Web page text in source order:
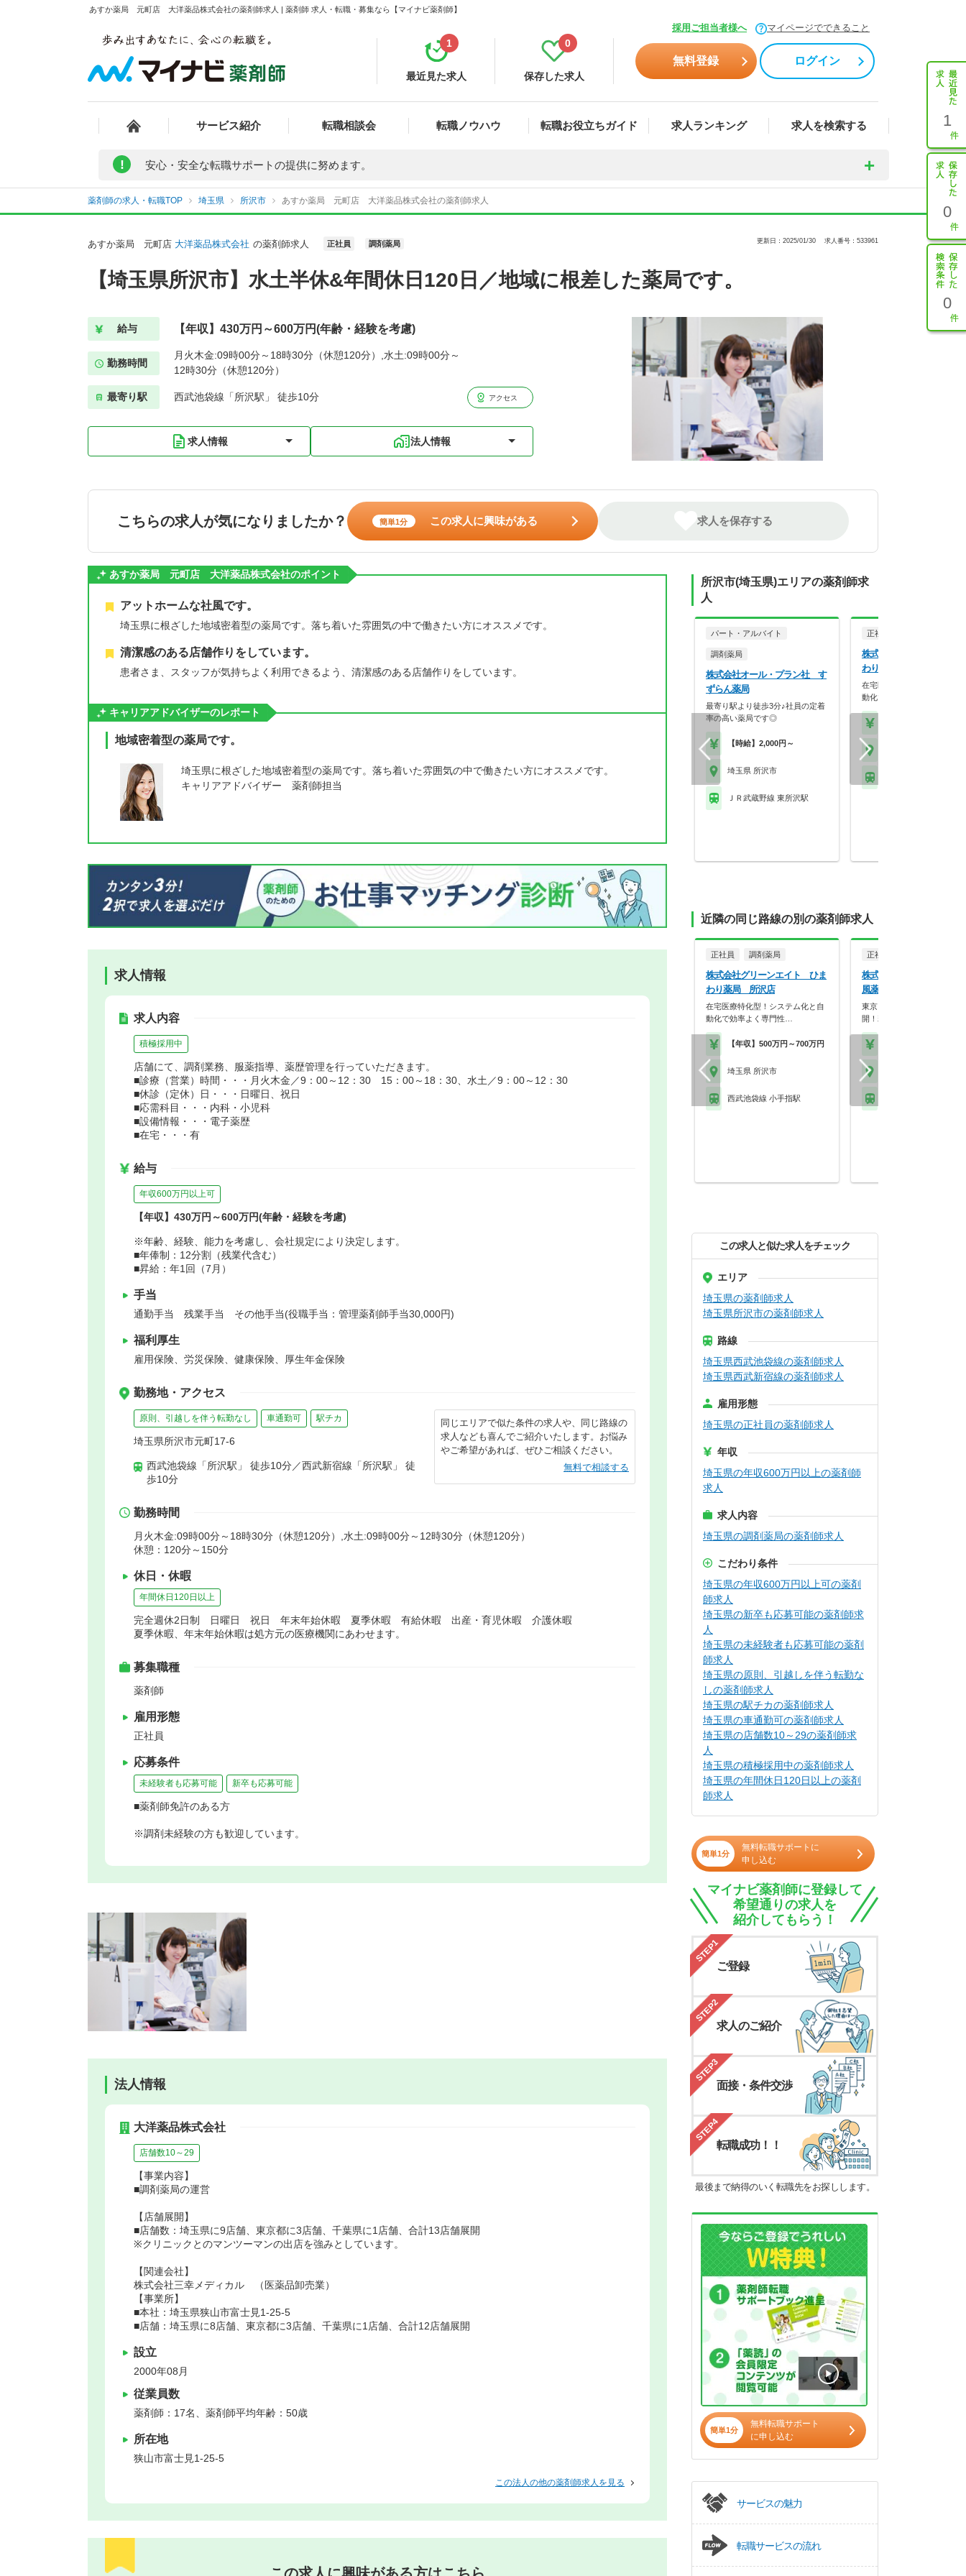
あすか薬局 元町店 大洋薬品株式会社の薬剤師求人 | 薬剤師 求人・転職・募集なら【マイナビ薬剤師】
採用ご担当者様へ マイページでできること
最近見た求人
1
保存した求人
0
無料登録 ログイン
サービス紹介 転職相談会 転職ノウハウ 転職お役立ちガイド 求人ランキング 求人を検索する 1
0
0
! 安心・安全な転職サポートの提供に努めます。
薬剤師の求人・転職TOP 埼玉県 所沢市 あすか薬局 元町店 大洋薬品株式会社の薬剤師求人
あすか薬局 元町店 大洋薬品株式会社 の薬剤師求人 正社員 調剤薬局 更新日：2025/01/30 求人番号：533961
【埼玉県所沢市】水土半休&年間休日120日／地域に根差した薬局です。
給与 【年収】430万円～600万円(年齢・経験を考慮)
勤務時間
月火木金:09時00分～18時30分（休憩120分）,水土:09時00分～
12時30分（休憩120分）
最寄り駅 西武池袋線「所沢駅」 徒歩10分 アクセス
求人情報 法人情報
こちらの求人が気になりましたか？ 簡単1分 この求人に興味がある 求人を保存する
あすか薬局 元町店 大洋薬品株式会社のポイント
アットホームな社風です。
埼玉県に根ざした地域密着型の薬局です。落ち着いた雰囲気の中で働きたい方にオススメです。
清潔感のある店舗作りをしています。
患者さま、スタッフが気持ちよく利用できるよう、清潔感のある店舗作りをしています。
キャリアアドバイザーのレポート
地域密着型の薬局です。
埼玉県に根ざした地域密着型の薬局です。落ち着いた雰囲気の中で働きたい方にオススメです。
キャリアアドバイザー 薬剤師担当
求人情報
求人内容
積極採用中
店舗にて、調剤業務、服薬指導、薬歴管理を行っていただきます。
■診療（営業）時間・・・月火木金／9：00～12：30 15：00～18：30、水土／9：00～12：30
■休診（定休）日・・・日曜日、祝日
■応需科目・・・内科・小児科
■設備情報・・・電子薬歴
■在宅・・・有
給与
年収600万円以上可
【年収】430万円～600万円(年齢・経験を考慮)
※年齢、経験、能力を考慮し、会社規定により決定します。
■年俸制：12分割（残業代含む）
■昇給：年1回（7月）
手当
通勤手当 残業手当 その他手当(役職手当：管理薬剤師手当30,000円)
福利厚生
雇用保険、労災保険、健康保険、厚生年金保険
勤務地・アクセス
原則、引越しを伴う転勤なし 車通勤可 駅チカ
埼玉県所沢市元町17-6
西武池袋線「所沢駅」 徒歩10分／西武新宿線「所沢駅」 徒
歩10分
同じエリアで似た条件の求人や、同じ路線の
求人なども喜んでご紹介いたします。お悩み
やご希望があれば、ぜひご相談ください。
無料で相談する
勤務時間
月火木金:09時00分～18時30分（休憩120分）,水土:09時00分～12時30分（休憩120分）
休憩：120分～150分
休日・休暇
年間休日120日以上
完全週休2日制 日曜日 祝日 年末年始休暇 夏季休暇 有給休暇 出産・育児休暇 介護休暇
夏季休暇、年末年始休暇は処方元の医療機関にあわせます。
募集職種
薬剤師
雇用形態
正社員
応募条件
未経験者も応募可能 新卒も応募可能
■薬剤師免許のある方
※調剤未経験の方も歓迎しています。
法人情報
大洋薬品株式会社
店舗数10～29
【事業内容】
■調剤薬局の運営
【店舗展開】
■店舗数：埼玉県に9店舗、東京都に3店舗、千葉県に1店舗、合計13店舗展開
※クリニックとのマンツーマンの出店を強みとしています。
【関連会社】
株式会社三幸メディカル （医薬品卸売業）
【事業所】
■本社：埼玉県狭山市富士見1-25-5
■店舗：埼玉県に8店舗、東京都に3店舗、千葉県に1店舗、合計12店舗展開
設立
2000年08月
従業員数
薬剤師：17名、薬剤師平均年齢：50歳
所在地
狭山市富士見1-25-5
この法人の他の薬剤師求人を見る
この求人に興味がある方はこちら
所沢市(埼玉県)エリアの薬剤師求
人
パート・アルバイト
調剤薬局
株式会社オール・プラン社 す
ずらん薬局
最寄り駅より徒歩3分♪社員の定着
率の高い薬局です◎
【時給】2,000円～
埼玉県 所沢市
ＪＲ武蔵野線 東所沢駅
正社員
株式会社グリーンエイト
わり薬局 所沢店
在宅医療特化型！システム化
動化で効率よく専門性…
近隣の同じ路線の別の薬剤師求人
正社員 調剤薬局
株式会社グリーンエイト ひま
わり薬局 所沢店
在宅医療特化型！システム化と自
動化で効率よく専門性…
【年収】500万円～700万円
埼玉県 所沢市
西武池袋線 小手指駅
正社員
株式会社ファーマテック
風薬局 くすのき台店
東京・埼玉・神奈川に14店
開！若手が活躍してい…
この求人と似た求人をチェック
エリア
埼玉県の薬剤師求人
埼玉県所沢市の薬剤師求人
路線
埼玉県西武池袋線の薬剤師求人
埼玉県西武新宿線の薬剤師求人
雇用形態
埼玉県の正社員の薬剤師求人
年収
埼玉県の年収600万円以上の薬剤師
求人
求人内容
埼玉県の調剤薬局の薬剤師求人
こだわり条件
埼玉県の年収600万円以上可の薬剤
師求人
埼玉県の新卒も応募可能の薬剤師求
人
埼玉県の未経験者も応募可能の薬剤
師求人
埼玉県の原則、引越しを伴う転勤な
しの薬剤師求人
埼玉県の駅チカの薬剤師求人
埼玉県の車通勤可の薬剤師求人
埼玉県の店舗数10～29の薬剤師求
人
埼玉県の積極採用中の薬剤師求人
埼玉県の年間休日120日以上の薬剤
師求人
簡単1分
無料転職サポートに
申し込む
マイナビ薬剤師に登録して
希望通りの求人を
紹介してもらう！
STEP1
ご登録
STEP2
求人のご紹介
STEP3
面接・条件交渉
STEP4
転職成功！！
最後まで納得のいく転職先をお探しします。
簡単1分
無料転職サポート
に申し込む
サービスの魅力
転職サービスの流れ